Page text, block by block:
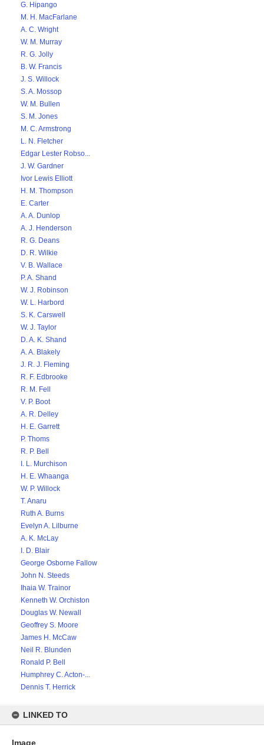
G. Hipango
M. H. MacFarlane
A. C. Wright
W. M. Murray
R. G. Jolly
B. W. Francis
J. S. Willock
S. A. Mossop
W. M. Bullen
S. M. Jones
M. C. Armstrong
L. N. Fletcher
Edgar Lester Robso...
J. W. Gardner
Ivor Lewis Elliott
H. M. Thompson
E. Carter
A. A. Dunlop
A. J. Henderson
R. G. Deans
D. R. Wilkie
V. B. Wallace
P. A. Shand
W. J. Robinson
W. L. Harbord
S. K. Carswell
W. J. Taylor
D. A. K. Shand
A. A. Blakely
J. R. J. Fleming
R. F. Edbrooke
R. M. Fell
V. P. Boot
A. R. Delley
H. E. Garrett
P. Thoms
R. P. Bell
I. L. Murchison
H. E. Whaanga
W. P. Willock
T. Anaru
Ruth A. Burns
Evelyn A. Lilburne
A. K. McLay
I. D. Blair
George Osborne Fallow
John N. Steeds
Ihaia W. Trainor
Kenneth W. Orchiston
Douglas W. Newall
Geoffrey S. Moore
James H. McCaw
Neil R. Blunden
Ronald P. Bell
Humphrey C. Acton-...
Dennis T. Herrick
LINKED TO
Image